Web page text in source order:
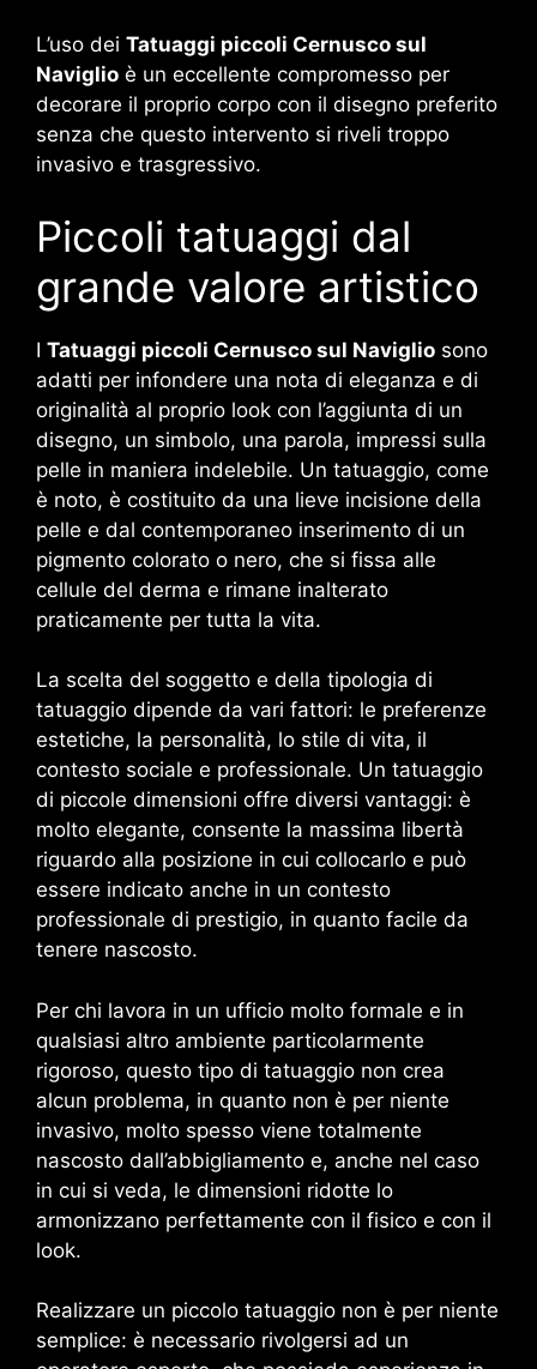
L’uso dei Tatuaggi piccoli Cernusco sul
Naviglio è un eccellente compromesso per
decorare il proprio corpo con il disegno preferito
senza che questo intervento si riveli troppo
invasivo e trasgressivo.
Piccoli tatuaggi dal
grande valore artistico
I Tatuaggi piccoli Cernusco sul Naviglio sono
adatti per infondere una nota di eleganza e di
originalità al proprio look con l’aggiunta di un
disegno, un simbolo, una parola, impressi sulla
pelle in maniera indelebile. Un tatuaggio, come
è noto, è costituito da una lieve incisione della
pelle e dal contemporaneo inserimento di un
pigmento colorato o nero, che si fissa alle
cellule del derma e rimane inalterato
praticamente per tutta la vita.
La scelta del soggetto e della tipologia di
tatuaggio dipende da vari fattori: le preferenze
estetiche, la personalità, lo stile di vita, il
contesto sociale e professionale. Un tatuaggio
di piccole dimensioni offre diversi vantaggi: è
molto elegante, consente la massima libertà
riguardo alla posizione in cui collocarlo e può
essere indicato anche in un contesto
professionale di prestigio, in quanto facile da
tenere nascosto.
Per chi lavora in un ufficio molto formale e in
qualsiasi altro ambiente particolarmente
rigoroso, questo tipo di tatuaggio non crea
alcun problema, in quanto non è per niente
invasivo, molto spesso viene totalmente
nascosto dall’abbigliamento e, anche nel caso
in cui si veda, le dimensioni ridotte lo
armonizzano perfettamente con il fisico e con il
look.
Realizzare un piccolo tatuaggio non è per niente
semplice: è necessario rivolgersi ad un